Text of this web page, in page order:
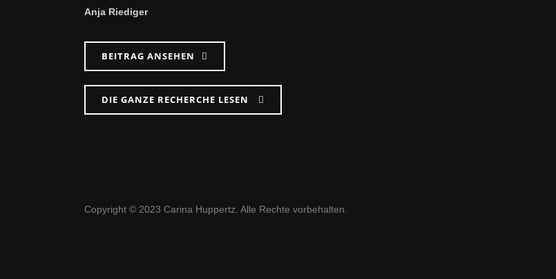
Anja Riediger
BEITRAG ANSEHEN
DIE GANZE RECHERCHE LESEN
Copyright © 2023 Carina Huppertz. Alle Rechte vorbehalten.